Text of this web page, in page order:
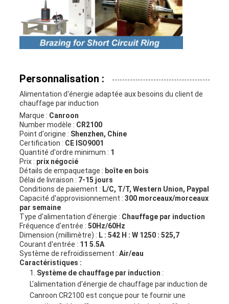
Personnalisation :
Alimentation d'énergie adaptée aux besoins du client de
chauffage par induction
Marque : Canroon
Number modèle : CR2100
Point d'origine : Shenzhen, Chine
Certification : CE ISO9001
Quantité d'ordre minimum : 1
Prix : prix négocié
Détails de empaquetage : boîte en bois
Délai de livraison : 7-15 jours
Conditions de paiement : L/C, T/T, Western Union, Paypal
Capacité d'approvisionnement : 300 morceaux/morceaux
par semaine
Type d'alimentation d'énergie : Chauffage par induction
Fréquence d'entrée : 50Hz/60Hz
Dimension (millimètre) : L : 542 H : W 1250 : 525,7
Courant d'entrée : 11 5.5A
Système de refroidissement : Air/eau
Caractéristiques :
Système de chauffage par induction :
L'alimentation d'énergie de chauffage par induction de
Canroon CR2100 est conçue pour te fournir une